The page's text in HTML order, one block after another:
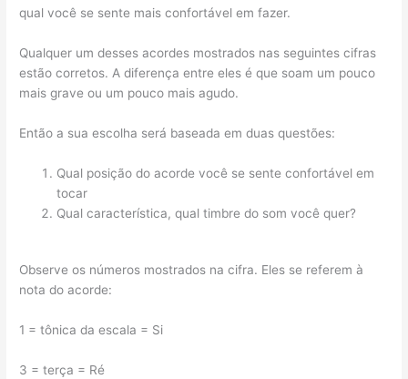
qual você se sente mais confortável em fazer.
Qualquer um desses acordes mostrados nas seguintes cifras
estão corretos. A diferença entre eles é que soam um pouco
mais grave ou um pouco mais agudo.
Então a sua escolha será baseada em duas questões:
Qual posição do acorde você se sente confortável em
tocar
Qual característica, qual timbre do som você quer?
Observe os números mostrados na cifra. Eles se referem à
nota do acorde:
1 = tônica da escala = Si
3 = terça = Ré